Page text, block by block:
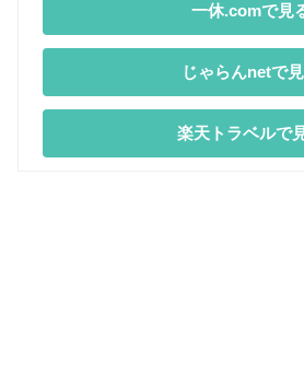
一休.comで見
じゃらんnetで
楽天トラベルで